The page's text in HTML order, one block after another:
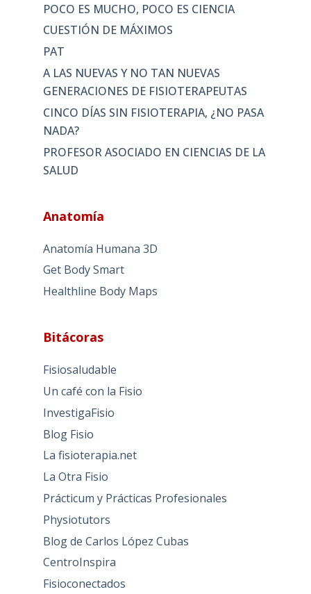
POCO ES MUCHO, POCO ES CIENCIA
CUESTIÓN DE MÁXIMOS
PAT
A LAS NUEVAS Y NO TAN NUEVAS
GENERACIONES DE FISIOTERAPEUTAS
CINCO DÍAS SIN FISIOTERAPIA, ¿NO PASA
NADA?
PROFESOR ASOCIADO EN CIENCIAS DE LA
SALUD
Anatomía
Anatomía Humana 3D
Get Body Smart
Healthline Body Maps
Bitácoras
Fisiosaludable
Un café con la Fisio
InvestigaFisio
Blog Fisio
La fisioterapia.net
La Otra Fisio
Prácticum y Prácticas Profesionales
Physiotutors
Blog de Carlos López Cubas
CentroInspira
Fisioconectados